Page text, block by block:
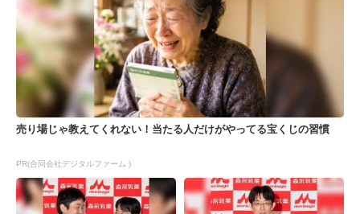
売り場じゃ教えてくれない！当たる人だけがやってる宝くじの習慣
PR(合同会社デジタルファーム )